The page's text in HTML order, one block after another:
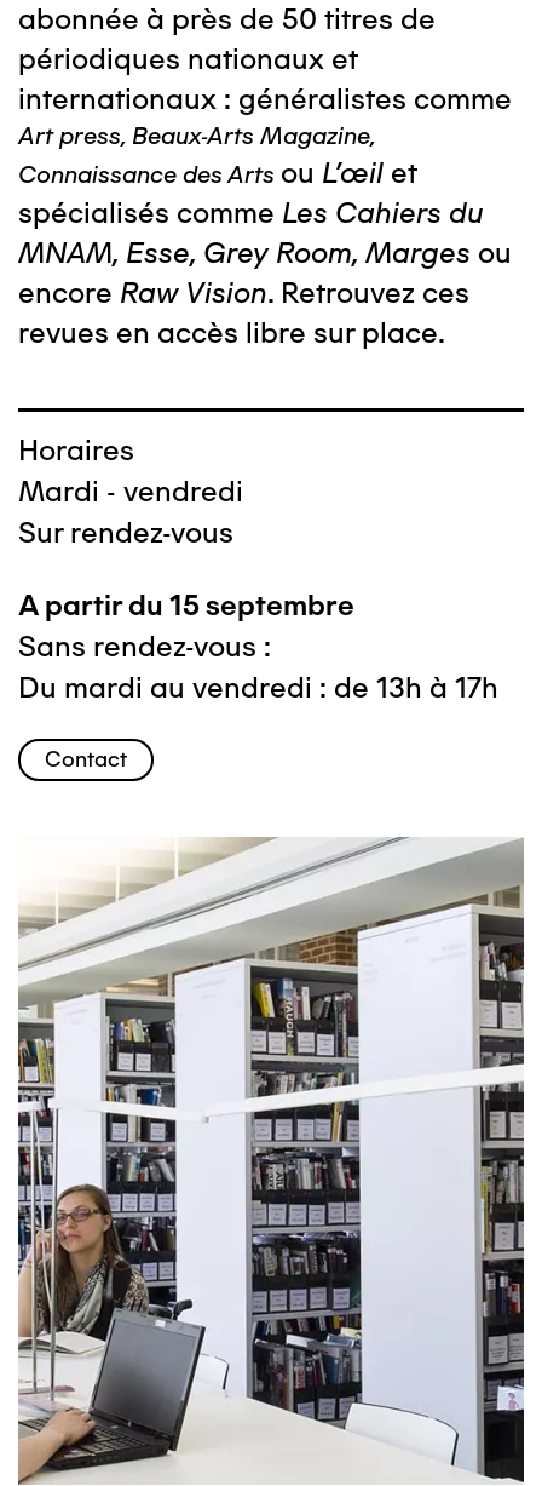
abonnée à près de 50 titres de
périodiques nationaux et
internationaux : généralistes comme
Art press, Beaux-Arts Magazine,
Connaissance des Arts ou L'œil et
spécialisés comme Les Cahiers du
MNAM, Esse, Grey Room, Marges ou
encore Raw Vision. Retrouvez ces
revues en accès libre sur place.
Horaires
Mardi - vendredi
Sur rendez-vous
A partir du 15 septembre
Sans rendez-vous :
Du mardi au vendredi : de 13h à 17h
Contact